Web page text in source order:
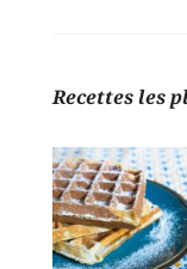
Recettes les